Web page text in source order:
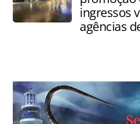
ingressos
agências